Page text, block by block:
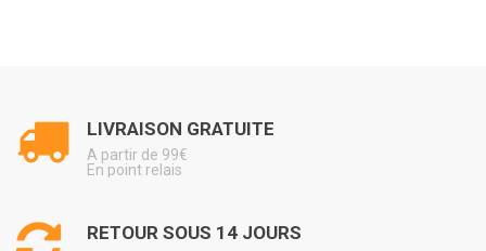
LIVRAISON GRATUITE
A partir de 99€
En point relais
RETOUR SOUS 14 JOURS